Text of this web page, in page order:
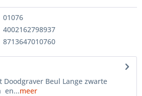
01076
4002162798937
8713647010760
Beul Lange zwarte
en...meer